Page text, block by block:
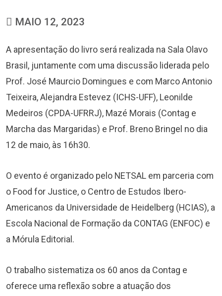
MAIO 12, 2023
A apresentação do livro será realizada na Sala Olavo
Brasil, juntamente com uma discussão liderada pelo
Prof. José Maurcio Domingues e com Marco Antonio
Teixeira, Alejandra Estevez (ICHS-UFF), Leonilde
Medeiros (CPDA-UFRRJ), Mazé Morais (Contag e
Marcha das Margaridas) e Prof. Breno Bringel no dia
12 de maio, às 16h30.
O evento é organizado pelo NETSAL em parceria com
o Food for Justice, o Centro de Estudos Ibero-
Americanos da Universidade de Heidelberg (HCIAS), a
Escola Nacional de Formação da CONTAG (ENFOC) e
a Mórula Editorial.
O trabalho sistematiza os 60 anos da Contag e
oferece uma reflexão sobre a atuação dos